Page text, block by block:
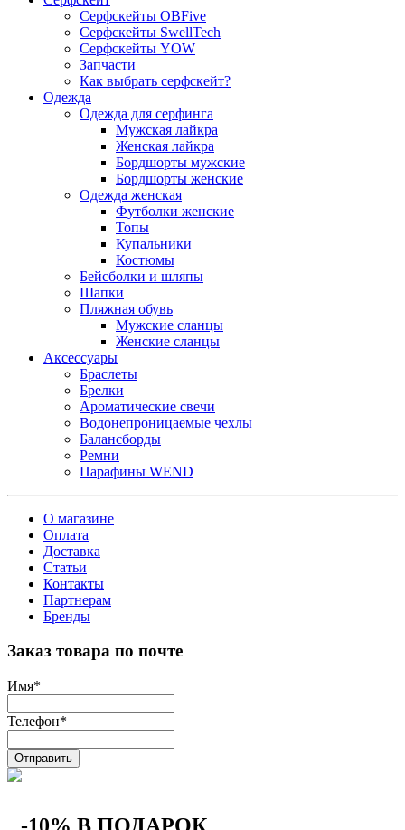
Серфскейты OBFive
Серфскейты SwellTech
Серфскейты YOW
Запчасти
Как выбрать серфскейт?
Одежда
Одежда для серфинга
Мужская лайкра
Женская лайкра
Бордшорты мужские
Бордшорты женские
Одежда женская
Футболки женские
Топы
Купальники
Костюмы
Бейсболки и шляпы
Шапки
Пляжная обувь
Мужские сланцы
Женские сланцы
Аксессуары
Браслеты
Брелки
Ароматические свечи
Водонепроницаемые чехлы
Балансборды
Ремни
Парафины WEND
О магазине
Оплата
Доставка
Статьи
Контакты
Партнерам
Бренды
Заказ товара по почте
Имя*
Телефон*
Отправить